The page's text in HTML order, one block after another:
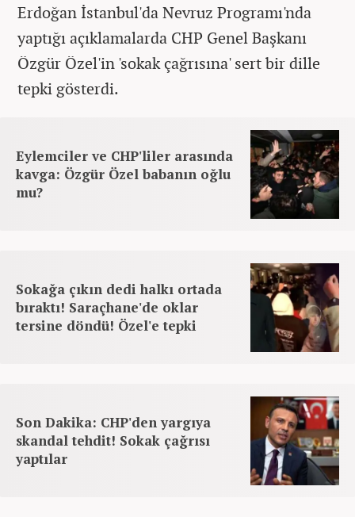
Erdoğan İstanbul'da Nevruz Programı'nda
yaptığı açıklamalarda CHP Genel Başkanı
Özgür Özel'in 'sokak çağrısına' sert bir dille
tepki gösterdi.
Eylemciler ve CHP'liler arasında
kavga: Özgür Özel babanın oğlu
mu?
Sokağa çıkın dedi halkı ortada
bıraktı! Saraçhane'de oklar
tersine döndü! Özel'e tepki
Son Dakika: CHP'den yargıya
skandal tehdit! Sokak çağrısı
yaptılar